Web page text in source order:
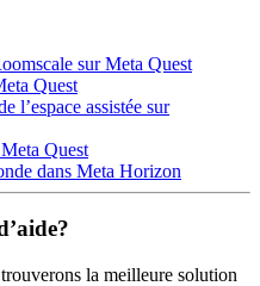
sur Meta Quest
Quest
l’espace assistée sur
Quest
dans Meta Horizon
la meilleure solution